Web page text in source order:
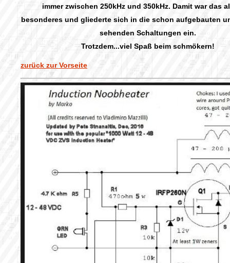
immer zwischen 250kHz und 350kHz. Damit war das
besonderes und gliederte sich in die schon aufgebauten
sehenden Schaltungen ein.
Trotzdem...viel Spaß beim schmökern!
zurück zur Vorseite